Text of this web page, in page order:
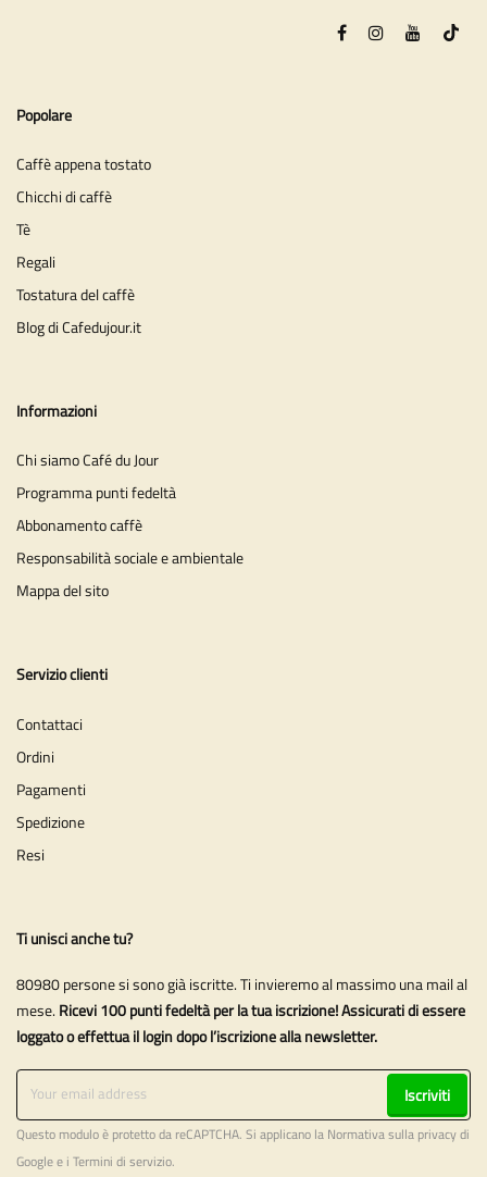
Popolare
Caffè appena tostato
Chicchi di caffè
Tè
Regali
Tostatura del caffè
Blog di Cafedujour.it
Informazioni
Chi siamo Café du Jour
Programma punti fedeltà
Abbonamento caffè
Responsabilità sociale e ambientale
Mappa del sito
Servizio clienti
Contattaci
Ordini
Pagamenti
Spedizione
Resi
Ti unisci anche tu?
80980 persone si sono già iscritte. Ti invieremo al massimo una mail al
mese. Ricevi 100 punti fedeltà per la tua iscrizione! Assicurati di essere
loggato o effettua il login dopo l’iscrizione alla newsletter.
Iscriviti
Questo modulo è protetto da reCAPTCHA. Si applicano la Normativa sulla privacydi
Google e i Termini di servizio.